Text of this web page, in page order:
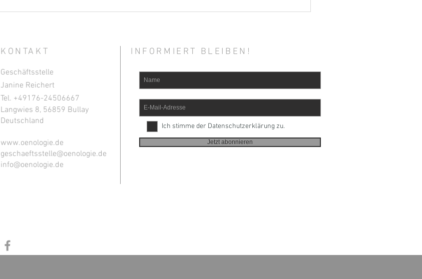
KONTAKT
Geschäftsstelle
Janine Reichert
Tel. +49176-24506667
Langwies 8, 56859 Bullay
Deutschland
www.oenologie.de
geschaeftsstelle@oenologie.de
info@oenologie.de
INFORMIERT BLEIBEN!
Ich stimme der Datenschutzerklärung zu.
Jetzt abonnieren